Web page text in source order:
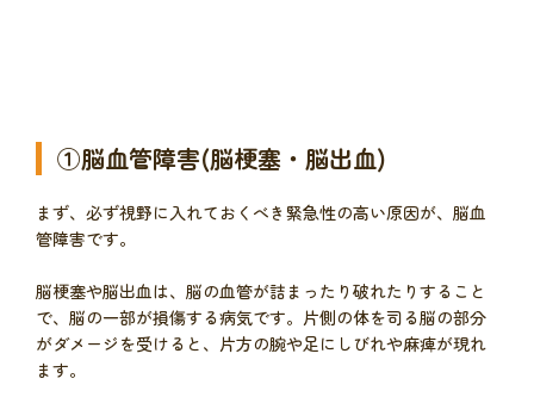
①脳血管障害(脳梗塞・脳出血)
まず、必ず視野に入れておくべき緊急性の高い原因が、脳血
管障害です。
脳梗塞や脳出血は、脳の血管が詰まったり破れたりすること
で、脳の一部が損傷する病気です。片側の体を司る脳の部分
がダメージを受けると、片方の腕や足にしびれや麻痺が現れ
ます。